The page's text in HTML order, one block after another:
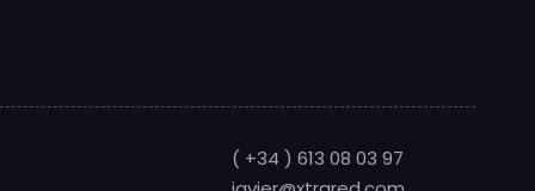
( +34 ) 613 08 03 97